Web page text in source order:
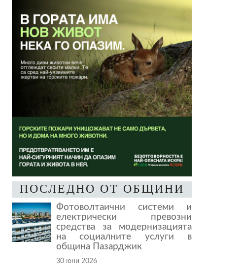
ПОСЛЕДНО ОТ ОБЩИНИ
Фотоволтаични системи и
електрически превозни
средства за модернизацията
на социалните услуги в
община Пазарджик
30 юни 2026